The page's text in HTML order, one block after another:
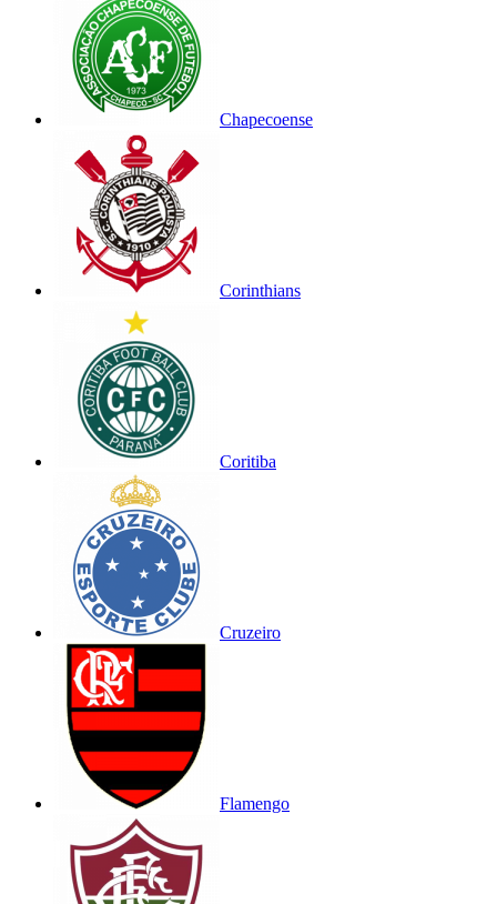
Chapecoense
Corinthians
Coritiba
Cruzeiro
Flamengo